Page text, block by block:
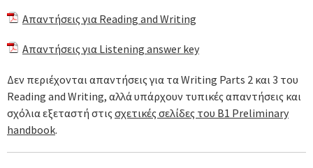
Απαντήσεις για Reading and Writing
Απαντήσεις για Listening answer key
Δεν περιέχονται απαντήσεις για τα Writing Parts 2 και 3 του
Reading and Writing, αλλά υπάρχουν τυπικές απαντήσεις και
σχόλια εξεταστή στιςσχετικές σελίδες του B1 Preliminary
handbook.